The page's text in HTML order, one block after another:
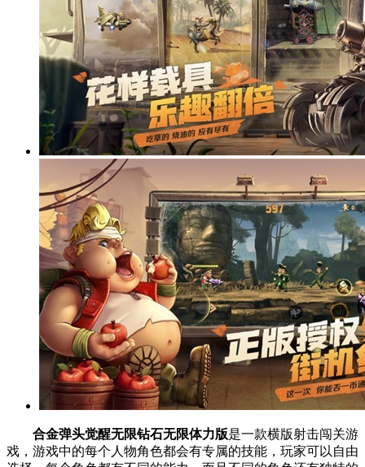
合金弹头觉醒无限钻石无限体力版是一款横版射击闯关游
戏，游戏中的每个人物角色都会有专属的技能，玩家可以自由